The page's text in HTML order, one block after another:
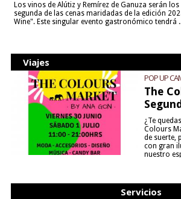
Los vinos de Alútiz y Remírez de Ganuza serán
segunda de las cenas maridadas de la edición
Wine". Este singular evento gastronómico tendrá
Viajes
POP UP
The
¿Te
Colours
de suerte,
con gran
nuestro
Servicios